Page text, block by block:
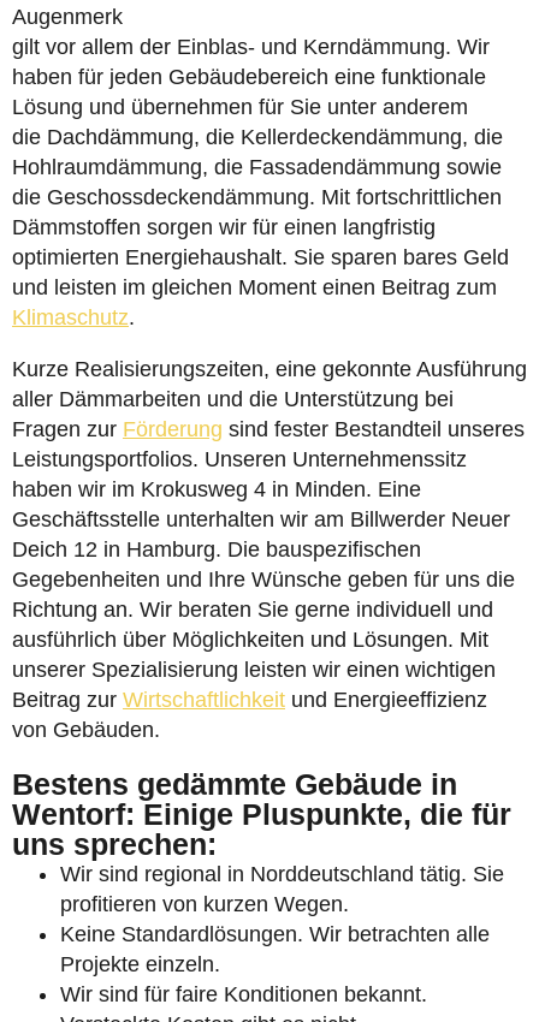
Augenmerk
gilt vor allem der Einblas- und Kerndämmung. Wir
haben für jeden Gebäudebereich eine funktionale
Lösung und übernehmen für Sie unter anderem
die Dachdämmung, die Kellerdeckendämmung, die
Hohlraumdämmung, die Fassadendämmung sowie
die Geschossdeckendämmung. Mit fortschrittlichen
Dämmstoffen sorgen wir für einen langfristig
optimierten Energiehaushalt. Sie sparen bares Geld
und leisten im gleichen Moment einen Beitrag zum
Klimaschutz.
Kurze Realisierungszeiten, eine gekonnte Ausführung
aller Dämmarbeiten und die Unterstützung bei
Fragen zur Förderung sind fester Bestandteil unseres
Leistungsportfolios. Unseren Unternehmenssitz
haben wir im Krokusweg 4 in Minden. Eine
Geschäftsstelle unterhalten wir am Billwerder Neuer
Deich 12 in Hamburg. Die bauspezifischen
Gegebenheiten und Ihre Wünsche geben für uns die
Richtung an. Wir beraten Sie gerne individuell und
ausführlich über Möglichkeiten und Lösungen. Mit
unserer Spezialisierung leisten wir einen wichtigen
Beitrag zur Wirtschaftlichkeit und Energieeffizienz
von Gebäuden.
Bestens gedämmte Gebäude in
Wentorf: Einige Pluspunkte, die für
uns sprechen:
Wir sind regional in Norddeutschland tätig. Sie
profitieren von kurzen Wegen.
Keine Standardlösungen. Wir betrachten alle
Projekte einzeln.
Wir sind für faire Konditionen bekannt.